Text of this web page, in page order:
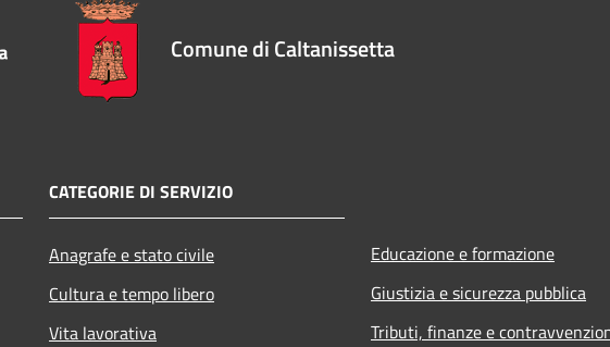
Comune di Caltanissetta
CATEGORIE DI SERVIZIO
Anagrafe e stato civile
Cultura e tempo libero
Vita lavorativa
Educazione e formazione
Giustizia e sicurezza pubblica
Tributi, finanze e